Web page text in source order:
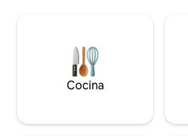
Cocina